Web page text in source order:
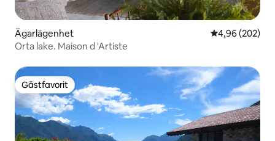
Ägarlägenhet 4,96 av 5 i
4,96 (202)
Orta lake. Maison d 'Artiste
Gästfavorit
Gästfavorit